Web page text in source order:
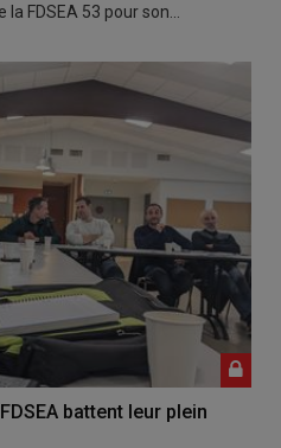
FDSEA 53 pour son…
battent leur plein